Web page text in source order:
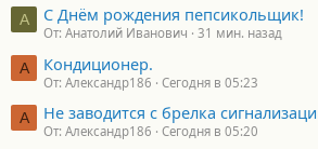
А С Днём рождения пепсикольщик!
От: Анатолий Иванович 31 мин. назад
А Кондиционер.
От: Александр186 Сегодня в 05:23
А Не заводится с брелка
От: Александр186 Сегодня в 05:20